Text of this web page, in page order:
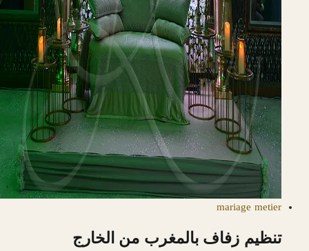
mariage metier
تنظيم زفاف بالمغرب من الخارج